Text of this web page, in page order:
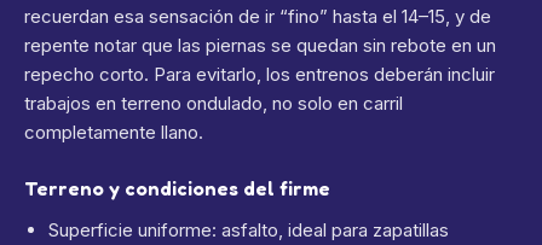
recuerdan esa sensación de ir “fino” hasta el 14–15, y de
repente notar que las piernas se quedan sin rebote en un
repecho corto. Para evitarlo, los entrenos deberán incluir
trabajos en terreno ondulado, no solo en carril
completamente llano.
Terreno y condiciones del firme
Superficie uniforme: asfalto, ideal para zapatillas